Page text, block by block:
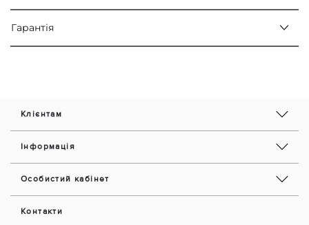
Гарантія
Клієнтам
Інформація
Особистий кабінет
Контакти